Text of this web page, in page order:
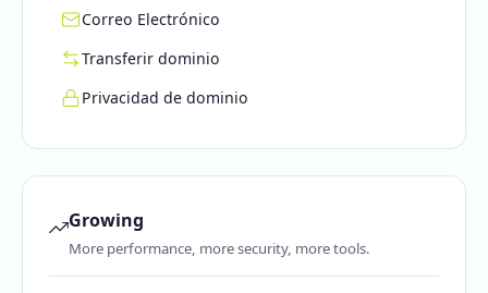
Correo Electrónico
Transferir dominio
Privacidad de dominio
Growing
More performance, more security, more tools.